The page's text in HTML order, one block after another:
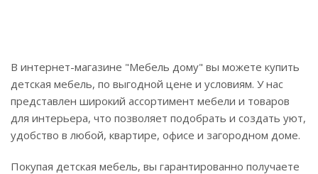
В интернет-магазине "Мебель дому" вы можете купить
детская мебель, по выгодной цене и условиям. У нас
представлен широкий ассортимент мебели и товаров
для интерьера, что позволяет подобрать и создать уют,
удобство в любой, квартире, офисе и загородном доме.
Покупая детская мебель, вы гарантированно получаете